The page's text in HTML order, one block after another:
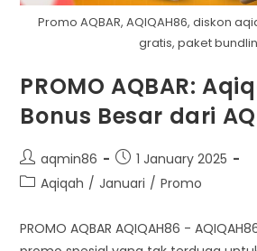
Promo AQBAR, AQIQAH86, diskon
gratis, paket
PROMO AQBAR:
Bonus Besar dari
Post
author:
aqmin86
Post
published:
1 January 2025
PostAqiqah / Januari / Promo
PROMO AQBAR AQIQAH86 -